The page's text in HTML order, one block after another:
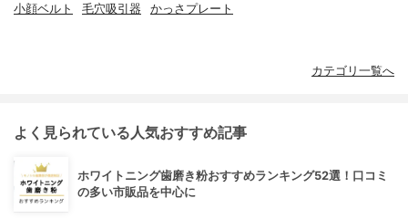
小顔ベルト 毛穴吸引器 かっさプレート
カテゴリ一覧へ
よく見られている人気おすすめ記事
ホワイトニング歯磨き粉おすすめランキング52選！口コミ
の多い市販品を中心に